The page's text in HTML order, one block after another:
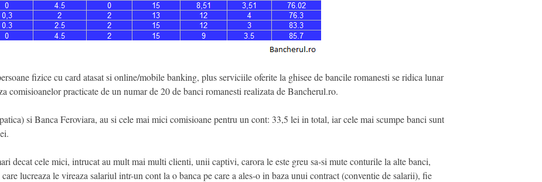
fizice cu card atasat si online/mobile banking, plus serviciile oferite la ghisee de bancile romanesti se ridica lunar
comisioanelor practicate de un numar de 20 de banci romanesti realizata de Bancherul.ro.
si Banca Feroviara, au si cele mai mici comisioane pentru un cont: 33,5 lei in total, iar cele mai scumpe banci sunt
decat cele mici, intrucat au mult mai multi clienti, unii captivi, carora le este greu sa-si mute conturile la alte banci,
lucreaza le vireaza salariul intr-un cont la o banca pe care a ales-o in baza unui contract (conventie de salarii), fie